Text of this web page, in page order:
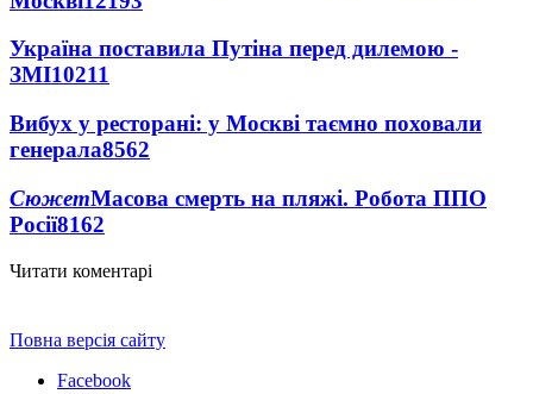
Україна поставила Путіна перед дилемою -
ЗМІ10211
Вибух у ресторані: у Москві таємно поховали
генерала8562
СюжетМасова смерть на пляжі. Робота ППО
Росії8162
Читати коментарі
Повна версія сайту
Facebook